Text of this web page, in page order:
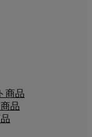
商品
品